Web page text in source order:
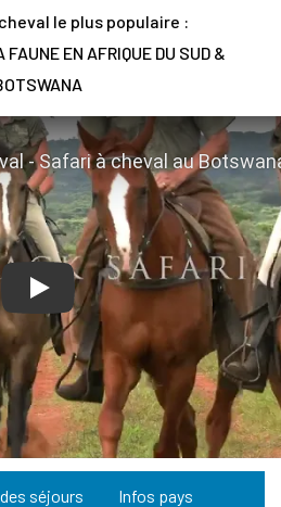
le plus populaire :
EN AFRIQUE DU SUD &
séjours Infos pays